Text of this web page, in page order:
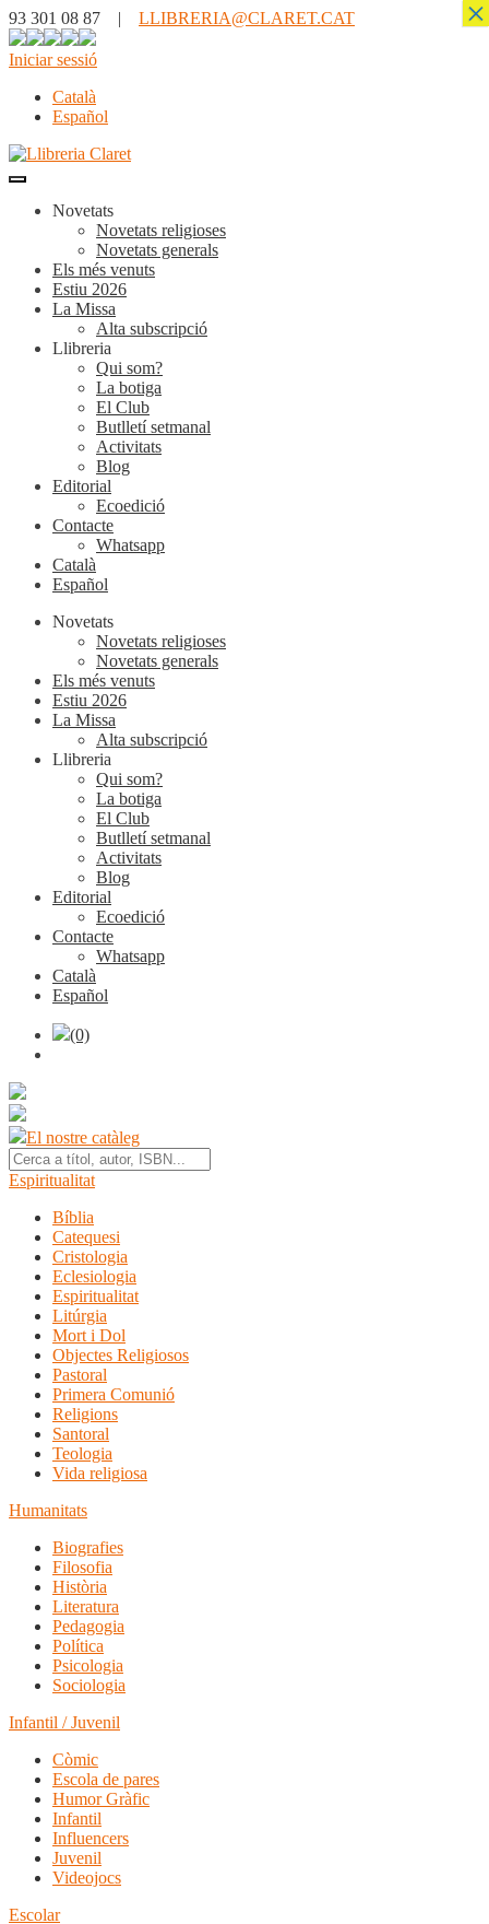
93 301 08 87 | LLIBRERIA@CLARET.CAT
Iniciar sessió
Català
Español
Novetats
Novetats religioses
Novetats generals
Els més venuts
Estiu 2026
La Missa
Alta subscripció
Llibreria
Qui som?
La botiga
El Club
Butlletí setmanal
Activitats
Blog
Editorial
Ecoedició
Contacte
Whatsapp
Català
Español
Novetats
Novetats religioses
Novetats generals
Els més venuts
Estiu 2026
La Missa
Alta subscripció
Llibreria
Qui som?
La botiga
El Club
Butlletí setmanal
Activitats
Blog
Editorial
Ecoedició
Contacte
Whatsapp
Català
Español
(0)
El nostre catàleg
Espiritualitat
Bíblia
Catequesi
Cristologia
Eclesiologia
Espiritualitat
Litúrgia
Mort i Dol
Objectes Religiosos
Pastoral
Primera Comunió
Religions
Santoral
Teologia
Vida religiosa
Humanitats
Biografies
Filosofia
Història
Literatura
Pedagogia
Política
Psicologia
Sociologia
Infantil / Juvenil
Còmic
Escola de pares
Humor Gràfic
Infantil
Influencers
Juvenil
Videojocs
Escolar
×